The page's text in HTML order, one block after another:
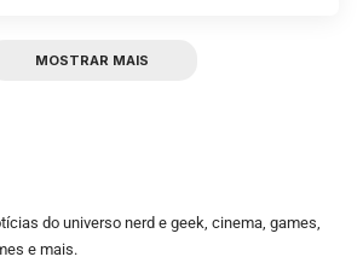
MOSTRAR MAIS
do universo nerd e geek, cinema, games,
e mais.